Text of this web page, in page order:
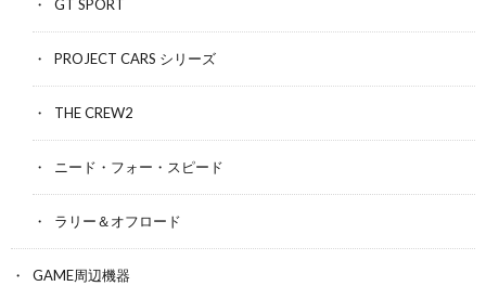
GT SPORT
PROJECT CARS シリーズ
THE CREW2
ニード・フォー・スピード
ラリー＆オフロード
GAME周辺機器